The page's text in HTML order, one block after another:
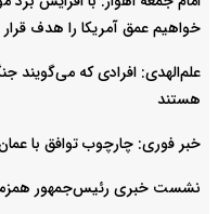
خواهیم عمق آمریکا را هدف
علم‌الهدی: افرادی که می‌گویند
هستند
خبر فوری: چارچوب توافق با
نشست خبری رئیس‌جمهور همزمان